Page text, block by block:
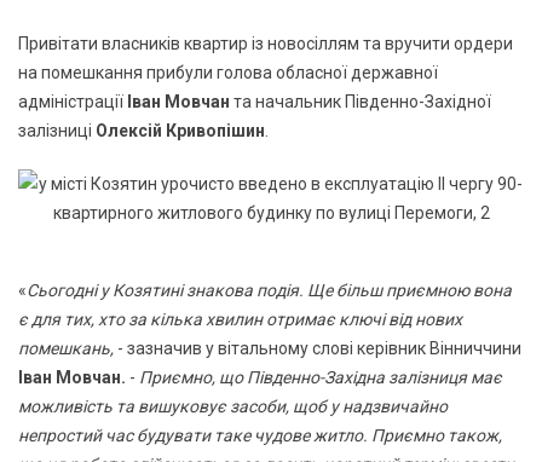
Привітати власників квартир із новосіллям та вручити ордери
на помешкання прибули голова обласної державної
адміністрації Іван Мовчан та начальник Південно-Західної
залізниці Олексій Кривопішин
«Сьогодні у Козятині знакова подія. Ще більш приємною вона
є для тих, хто за кілька хвилин отримає ключі від нових
помешкань, - зазначив у вітальному слові керівник Вінниччини
Іван Мовчан. - Приємно, що Південно-Західна залізниця має
можливість та вишуковує засоби, щоб у надзвичайно
непростий час будувати таке чудове житло. Приємно також,